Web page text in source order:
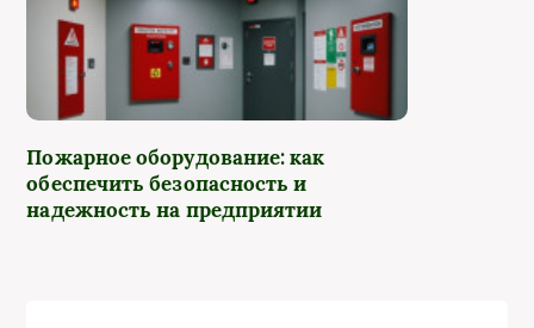
Пожарное оборудование: как
обеспечить безопасность и
надежность на предприятии